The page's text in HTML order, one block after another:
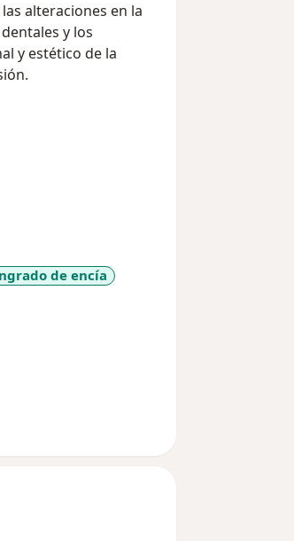
alteraciones en la
y los
y estético de la
de encía